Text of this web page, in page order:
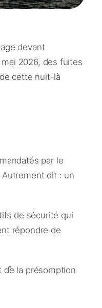
devant
2026, des fuites
cette nuit-là
par le
dit : un
de sécurité qui
répondre de
de la présomption